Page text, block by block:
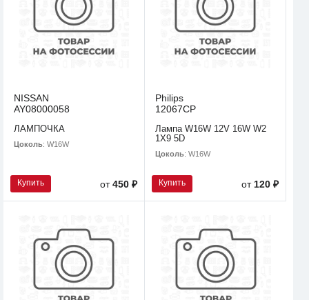
NISSAN
AY08000058
ЛАМПОЧКА
Цоколь: W16W
Купить от450 ₽
Philips
12067CP
Лампа W16W 12V 16W W2
1X9 5D
Цоколь: W16W
Купить от120 ₽